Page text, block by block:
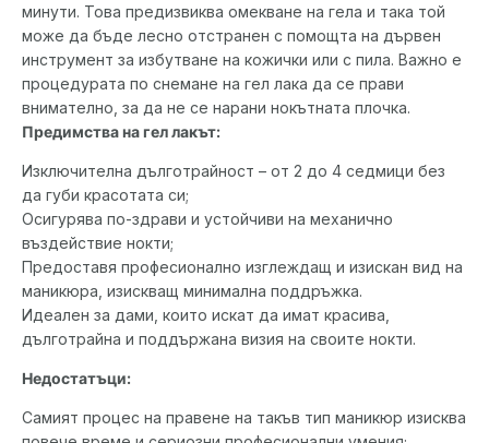
минути. Това предизвиква омекване на гела и така той
може да бъде лесно отстранен с помощта на дървен
инструмент за избутване на кожички или с пила. Важно е
процедурата по снемане на гел лака да се прави
внимателно, за да не се нарани нокътната плочка.
Предимства на гел лакът:
Изключителна дълготрайност – от 2 до 4 седмици без
да губи красотата си;
Осигурява по-здрави и устойчиви на механично
въздействие нокти;
Предоставя професионално изглеждащ и изискан вид на
маникюра, изискващ минимална поддръжка.
Идеален за дами, които искат да имат красива,
дълготрайна и поддържана визия на своите нокти.
Недостатъци:
Самият процес на правене на такъв тип маникюр изисква